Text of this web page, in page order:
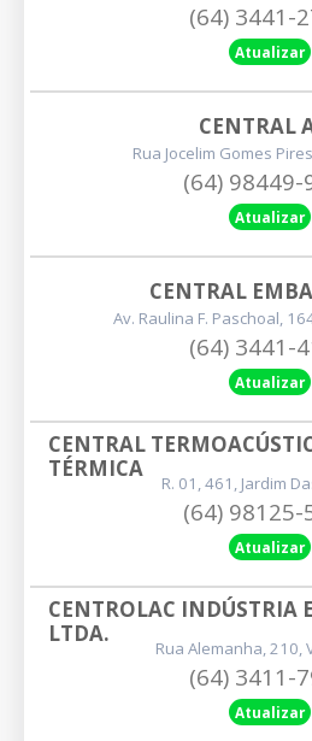
(64) 3441-
Atualizar
CENTRAL
Rua Jocelim Gomes
(64) 98449-
Atualizar
CENTRAL
Av. Raulina F. Paschoal,
(64) 3441-
Atualizar
CENTRAL
TÉRMICA
R. 01, 461, Jardim
(64) 98125-
Atualizar
CENTROLAC INDÚSTRIA
LTDA.
Rua Alemanha, 210,
(64) 3411-
Atualizar